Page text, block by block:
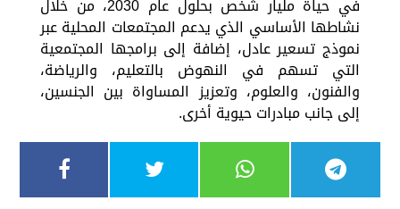
في حياة مليار شخص بحلول عام 2030، من خلال
نشاطها الأساسي الذي يدعم المجتمعات المحلية عبر
نموذج تسعير عادل، إضافة إلى برامجها المجتمعية
التي تسهم في النهوض بالتعليم، والرياضة،
والفنون، والعلوم، وتعزيز المساواة بين الجنسين،
إلى جانب مبادرات حيوية أخرى.